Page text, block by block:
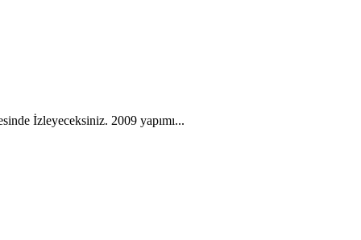
İzleyeceksiniz. 2009 yapımı...